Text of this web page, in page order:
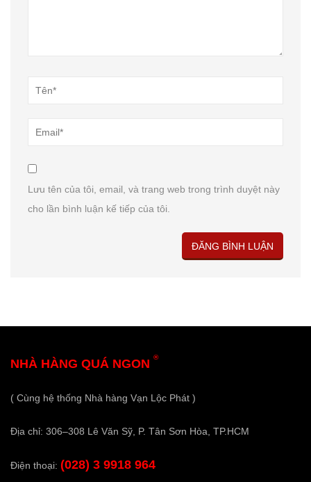
Lưu tên của tôi, email, và trang web trong trình duyệt này
cho lần bình luận kế tiếp của tôi.
NHÀ HÀNG QUÁ NGON ®
( Cùng hệ thống Nhà hàng Vạn Lộc Phát )
Địa chỉ: 306–308 Lê Văn Sỹ, P. Tân Sơn Hòa, TP.HCM
Điện thoại: (028) 3 9918 964